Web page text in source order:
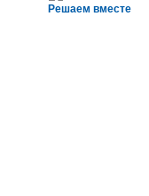
Решаем вместе